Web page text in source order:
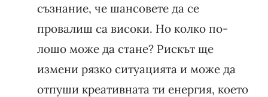
съзнание, че шансовете да се
провалиш са високи. Но колко по-
лошо може да стане? Рискът ще
измени рязко ситуацията и може да
отпуши креативната ти енергия, което